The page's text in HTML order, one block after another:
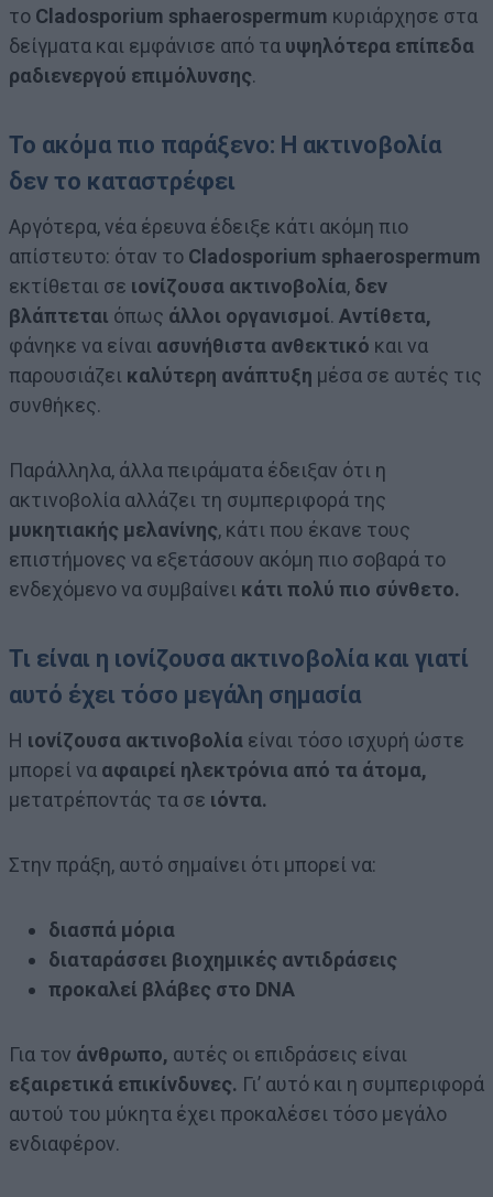
το Cladosporium sphaerospermum κυριάρχησε στα
δείγματα και εμφάνισε από τα υψηλότερα επίπεδα
ραδιενεργού επιμόλυνσης.
Το ακόμα πιο παράξενο: Η ακτινοβολία
δεν το καταστρέφει
Αργότερα, νέα έρευνα έδειξε κάτι ακόμη πιο
απίστευτο: όταν το Cladosporium sphaerospermum
εκτίθεται σε ιονίζουσα ακτινοβολία, δεν
βλάπτεται όπως άλλοι οργανισμοί. Αντίθετα,
φάνηκε να είναι ασυνήθιστα ανθεκτικό και να
παρουσιάζει καλύτερη ανάπτυξη μέσα σε αυτές τις
συνθήκες.
Παράλληλα, άλλα πειράματα έδειξαν ότι η
ακτινοβολία αλλάζει τη συμπεριφορά της
μυκητιακής μελανίνης, κάτι που έκανε τους
επιστήμονες να εξετάσουν ακόμη πιο σοβαρά το
ενδεχόμενο να συμβαίνει κάτι πολύ πιο σύνθετο.
Τι είναι η ιονίζουσα ακτινοβολία και γιατί
αυτό έχει τόσο μεγάλη σημασία
Η ιονίζουσα ακτινοβολία είναι τόσο ισχυρή ώστε
μπορεί να αφαιρεί ηλεκτρόνια από τα άτομα,
μετατρέποντάς τα σε ιόντα.
Στην πράξη, αυτό σημαίνει ότι μπορεί να:
διασπά μόρια
διαταράσσει βιοχημικές αντιδράσεις
προκαλεί βλάβες στο DNA
Για τον άνθρωπο, αυτές οι επιδράσεις είναι
εξαιρετικά επικίνδυνες. Γι’ αυτό και η συμπεριφορά
αυτού του μύκητα έχει προκαλέσει τόσο μεγάλο
ενδιαφέρον.